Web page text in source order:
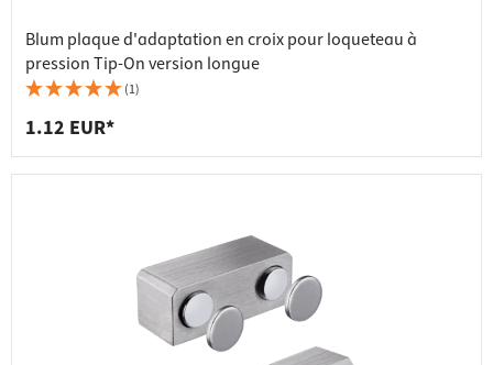
Blum plaque d'adaptation en croix pour loqueteau à
pression Tip-On version longue
(1)
1.12 EUR*